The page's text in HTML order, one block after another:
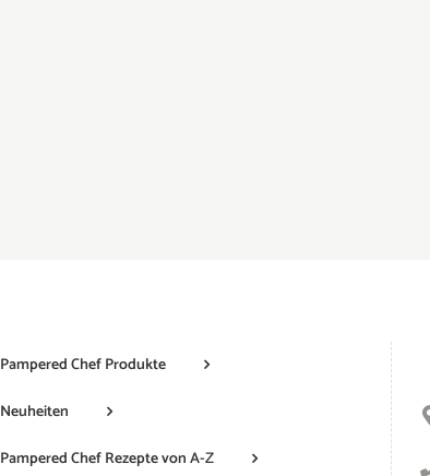
Pampered Chef Produkte
Neuheiten
Pampered Chef Rezepte von A-Z